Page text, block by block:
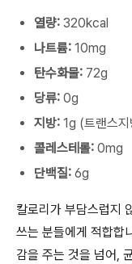
열량: 320kcal
나트륨: 10mg
탄수화물: 72g
당류: 0g
지방: 1g (트랜스
콜레스테롤: 0mg
단백질: 6g
칼로리가 부담스럽지
쓰는 분들에게 적합합
감을 주는 것을 넘어,